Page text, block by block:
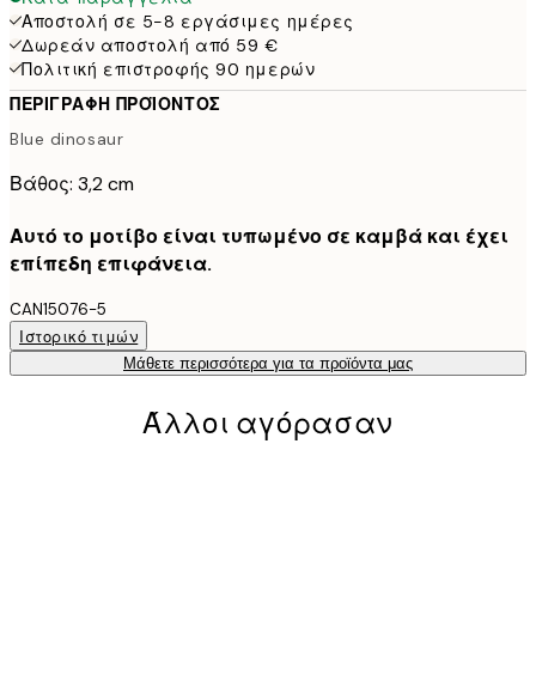
Αποστολή σε 5-8 εργάσιμες ημέρες
Δωρεάν αποστολή από 59 €
Πολιτική επιστροφής 90 ημερών
ΠΕΡΙΓΡΑΦΉ ΠΡΟΪΌΝΤΟΣ
Blue dinosaur
Βάθος: 3,2 cm
Αυτό το μοτίβο είναι τυπωμένο σε καμβά και έχει
επίπεδη επιφάνεια.
CAN15076-5
Ιστορικό τιμών
Μάθετε περισσότερα για τα προϊόντα μας
Άλλοι αγόρασαν